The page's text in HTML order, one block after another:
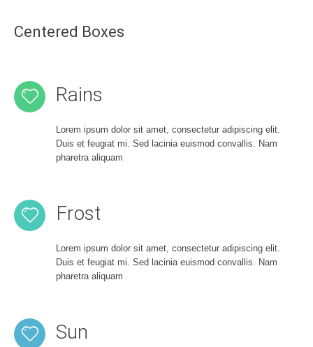
Centered Boxes
Rains
Lorem ipsum dolor sit amet, consectetur adipiscing elit.
Duis et feugiat mi. Sed lacinia euismod convallis. Nam
pharetra aliquam
Frost
Lorem ipsum dolor sit amet, consectetur adipiscing elit.
Duis et feugiat mi. Sed lacinia euismod convallis. Nam
pharetra aliquam
Sun